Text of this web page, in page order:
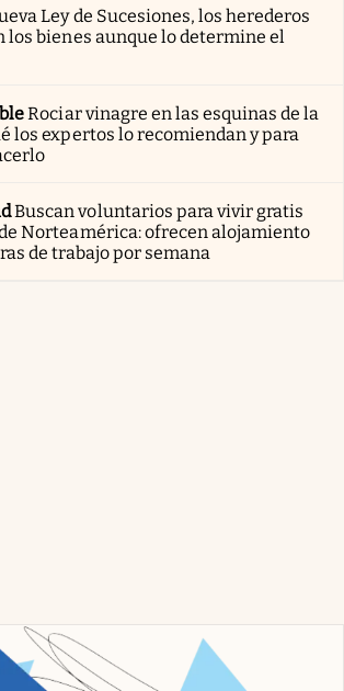
Ley de Sucesiones, los herederos
los bienes aunque lo determine el
Rociar vinagre en las esquinas de la
los expertos lo recomiendan y para
Buscan voluntarios para vivir gratis
Norteamérica: ofrecen alojamiento
de trabajo por semana